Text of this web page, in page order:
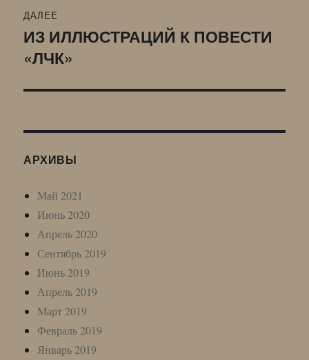
ДАЛЕЕ
Следующая
запись:
ИЗ ИЛЛЮСТРАЦИЙ К ПОВЕСТИ
«ЛЧК»
АРХИВЫ
Май 2021
Июнь 2020
Апрель 2020
Сентябрь 2019
Июнь 2019
Апрель 2019
Март 2019
Февраль 2019
Январь 2019